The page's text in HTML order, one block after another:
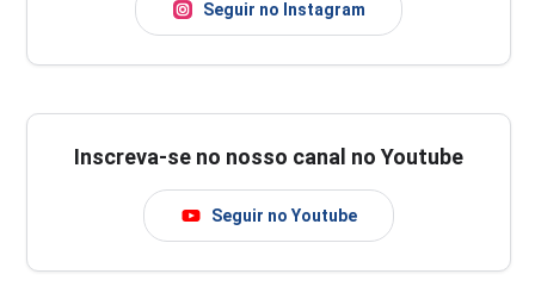
Seguir no Instagram
Inscreva-se no nosso canal no Youtube
Seguir no Youtube